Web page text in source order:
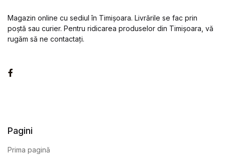
Magazin online cu sediul în Timișoara. Livrările se fac prin
poștă sau curier. Pentru ridicarea produselor din Timișoara, vă
rugăm să ne contactați.
Pagini
Prima pagină